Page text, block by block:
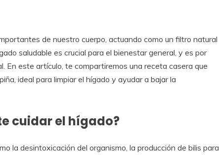
de nuestro cuerpo, actuando como un filtro natural
saludable es crucial para el bienestar general, y es por
En este artículo, te compartiremos una receta casera que
ideal para limpiar el hígado y ayudar a bajar la
cuidar el hígado?
la desintoxicación del organismo, la producción de bilis para